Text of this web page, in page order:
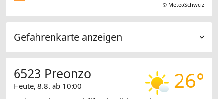
© MeteoSchweiz
Gefahrenkarte anzeigen
26°
6523 Preonzo
Heute, 8.8. ab 10:00